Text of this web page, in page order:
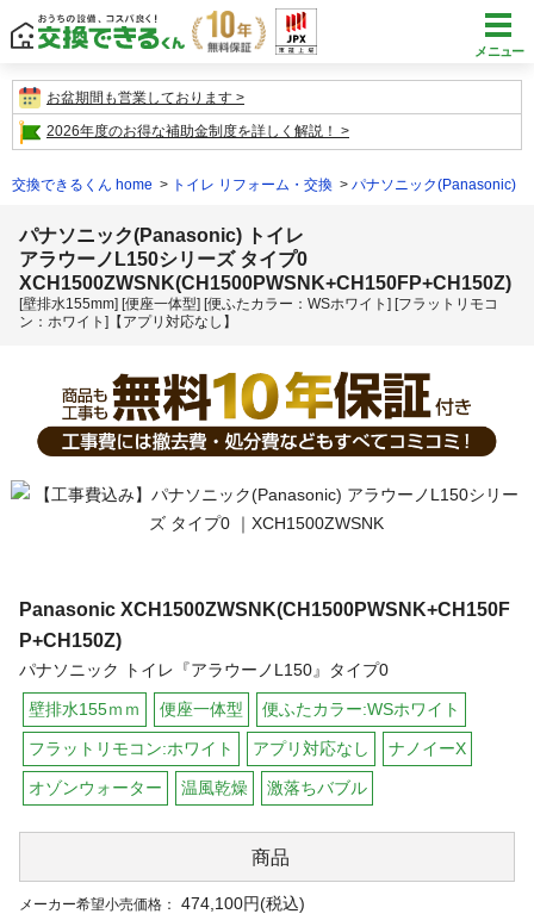
メニュー
お盆期間も営業しております
2026年度のお得な補助金制度を詳しく解説！
交換できるくん home トイレ リフォーム・交換 パナソニック(Panasonic)
パナソニック(Panasonic) トイレ
アラウーノL150シリーズ タイプ0
XCH1500ZWSNK(CH1500PWSNK+CH150FP+CH150Z)
[壁排水155mm] [便座一体型] [便ふたカラー：WSホワイト] [フラットリモコ
ン：ホワイト]【アプリ対応なし】
Panasonic XCH1500ZWSNK(CH1500PWSNK+CH150F
P+CH150Z)
パナソニック トイレ『アラウーノL150』タイプ0
壁排水155ｍｍ 便座一体型 便ふたカラー:WSホワイト
フラットリモコン:ホワイト アプリ対応なし ナノイーX
オゾンウォーター 温風乾燥 激落ちバブル
商品
メーカー希望小売価格：
474,100円(税込)